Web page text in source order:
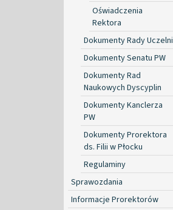
Oświadczenia
Rektora
Dokumenty Rady Uczelni
Dokumenty Senatu PW
Dokumenty Rad
Naukowych Dyscyplin
Dokumenty Kanclerza
PW
Dokumenty Prorektora
ds. Filii w Płocku
Regulaminy
Sprawozdania
Informacje Prorektorów